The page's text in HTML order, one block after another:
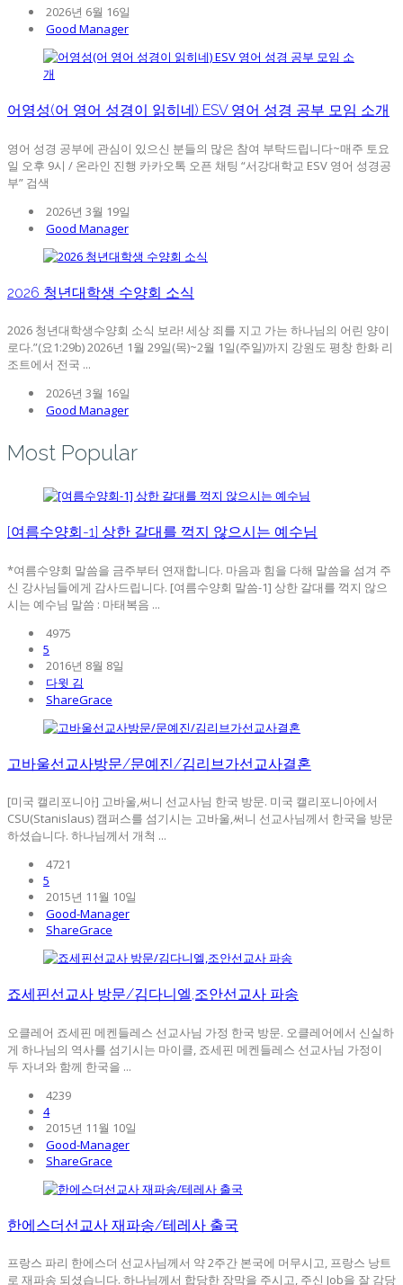
2026년 6월 16일
Good Manager
어영성(어 영어 성경이 읽히네) ESV 영어 성경 공부 모임 소개
영어 성경 공부에 관심이 있으신 분들의 많은 참여 부탁드립니다~매주 토요
일 오후 9시 / 온라인 진행 카카오톡 오픈 채팅 “서강대학교 ESV 영어 성경공
부” 검색
2026년 3월 19일
Good Manager
2026 청년대학생 수양회 소식
2026 청년대학생수양회 소식 보라! 세상 죄를 지고 가는 하나님의 어린 양이
로다.”(요1:29b) 2026년 1월 29일(목)~2월 1일(주일)까지 강원도 평창 한화 리
조트에서 전국 ...
2026년 3월 16일
Good Manager
Most Popular
[여름수양회-1] 상한 갈대를 꺽지 않으시는 예수님
*여름수양회 말씀을 금주부터 연재합니다. 마음과 힘을 다해 말씀을 섬겨 주
신 강사님들에게 감사드립니다. [여름수양회 말씀-1] 상한 갈대를 꺽지 않으
시는 예수님 말씀 : 마태복음 ...
4975
5
2016년 8월 8일
다윗 김
ShareGrace
고바울선교사방문/문예진/김리브가선교사결혼
[미국 캘리포니아] 고바울,써니 선교사님 한국 방문. 미국 캘리포니아에서
CSU(Stanislaus) 캠퍼스를 섬기시는 고바울,써니 선교사님께서 한국을 방문
하셨습니다. 하나님께서 개척 ...
4721
5
2015년 11월 10일
Good-Manager
ShareGrace
죠세핀선교사 방문/김다니엘,조안선교사 파송
오클레어 죠세핀 메켄들레스 선교사님 가정 한국 방문. 오클레어에서 신실하
게 하나님의 역사를 섬기시는 마이클, 죠세핀 메켄들레스 선교사님 가정이
두 자녀와 함께 한국을 ...
4239
4
2015년 11월 10일
Good-Manager
ShareGrace
한에스더선교사 재파송/테레사 출국
프랑스 파리 한에스더 선교사님께서 약 2주간 본국에 머무시고, 프랑스 낭트
로 재파송 되셨습니다. 하나님께서 합당한 장막을 주시고, 주신 Job을 잘 감당